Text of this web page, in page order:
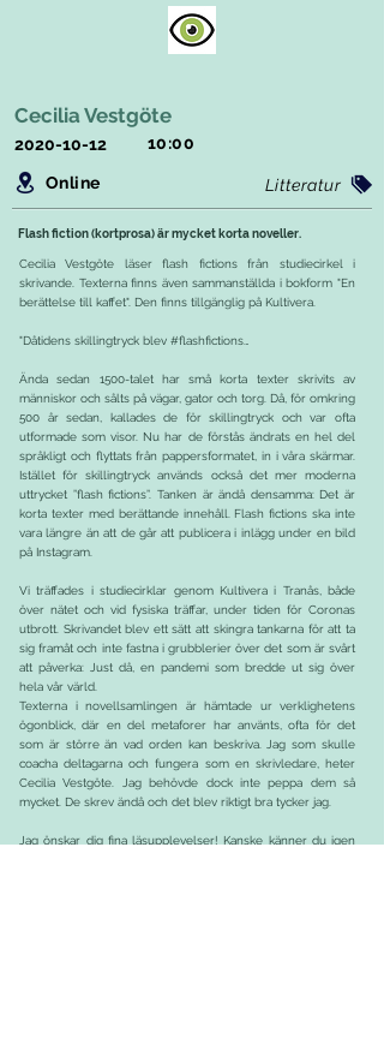
Cecilia Vestgöte
2020-10-12 10:00
Online Litteratur
Flash fiction (kortprosa) är mycket korta noveller.
Cecilia Vestgöte läser flash fictions från studiecirkel i
skrivande. Texterna finns även sammanställda i bokform "En
berättelse till kaffet". Den finns tillgänglig på Kultivera.
"Dåtidens skillingtryck blev #flashfictions…
Ända sedan 1500-talet har små korta texter skrivits av
människor och sålts på vägar, gator och torg. Då, för omkring
500 år sedan, kallades de för skillingtryck och var ofta
utformade som visor. Nu har de förstås ändrats en hel del
språkligt och flyttats från pappersformatet, in i våra skärmar.
Istället för skillingtryck används också det mer moderna
uttrycket ”flash fictions”. Tanken är ändå densamma: Det är
korta texter med berättande innehåll. Flash fictions ska inte
vara längre än att de går att publicera i inlägg under en bild
på Instagram.
Vi träffades i studiecirklar genom Kultivera i Tranås, både
över nätet och vid fysiska träffar, under tiden för Coronas
utbrott. Skrivandet blev ett sätt att skingra tankarna för att ta
sig framåt och inte fastna i grubblerier över det som är svårt
att påverka: Just då, en pandemi som bredde ut sig över
hela vår värld.
Texterna i novellsamlingen är hämtade ur verklighetens
ögonblick, där en del metaforer har använts, ofta för det
som är större än vad orden kan beskriva. Jag som skulle
coacha deltagarna och fungera som en skrivledare, heter
Cecilia Vestgöte. Jag behövde dock inte peppa dem så
mycket. De skrev ändå och det blev riktigt bra tycker jag.
Jag önskar dig fina läsupplevelser! Kanske känner du igen